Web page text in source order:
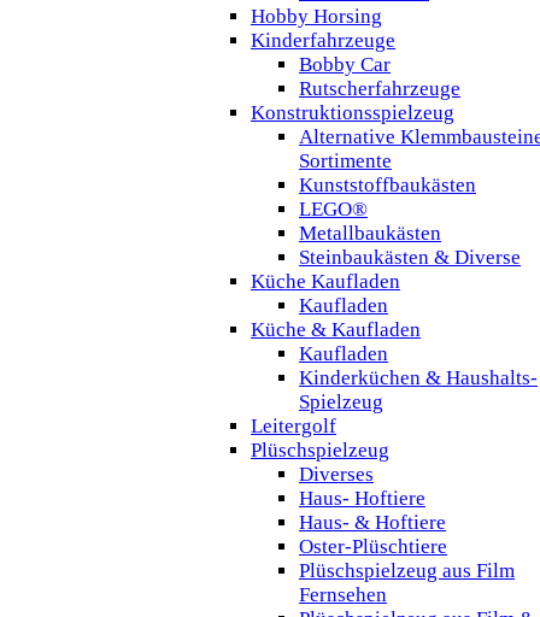
Hobby Horsing
Kinderfahrzeuge
Bobby Car
Rutscherfahrzeuge
Konstruktionsspielzeug
Alternative
Sortimente
Kunststoffbaukästen
LEGO®
Metallbaukästen
Steinbaukästen & Diverse
Küche Kaufladen
Kaufladen
Küche & Kaufladen
Kaufladen
Kinderküchen & Haushalts-
Spielzeug
Leitergolf
Plüschspielzeug
Diverses
Haus- Hoftiere
Haus- & Hoftiere
Oster-Plüschtiere
Plüschspielzeug aus Film
Fernsehen